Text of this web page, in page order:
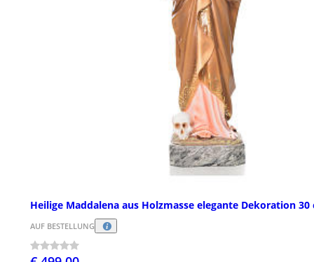
Heilige Maddalena aus Holzmasse elegante Dekoration 30
AUF BESTELLUNG